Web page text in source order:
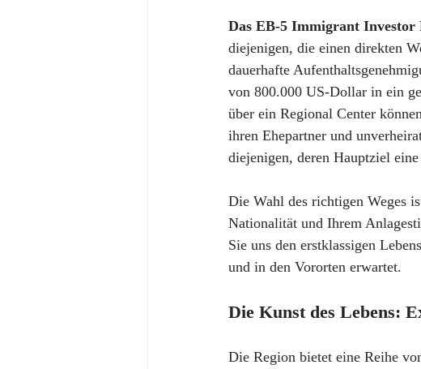
Das EB-5 Immigrant
diejenigen, die einen direkten
dauerhafte
von 800.000 US-Dollar in ein
über ein Regional Center
ihren Ehepartner und
diejenigen, deren Hauptziel
Die Wahl des richtigen Weges
Nationalität und Ihrem
Sie uns den erstklassigen
und in den Vororten erwartet.
Die Kunst des Lebens:
Die Region bietet eine Reihe